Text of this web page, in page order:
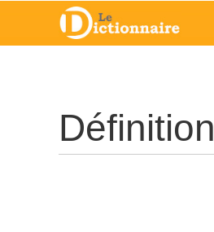
Définition